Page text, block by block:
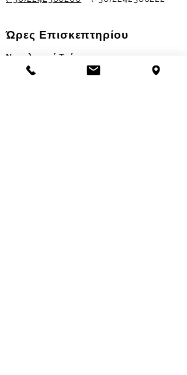
Ώρες Επισκεπτηρίου
Νοσηλευτικά Τμήματα
Χειμερινό ωράριο: 11.00-13.00
17.30-19.30